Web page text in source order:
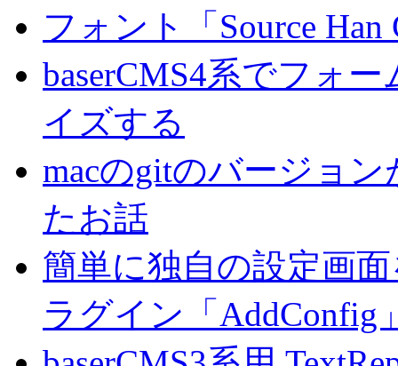
フォント「Source
baserCMS4系でフォ
イズする
macのgitのバージョ
たお話
簡単に独自の設定画
ラグイン「AddConfig